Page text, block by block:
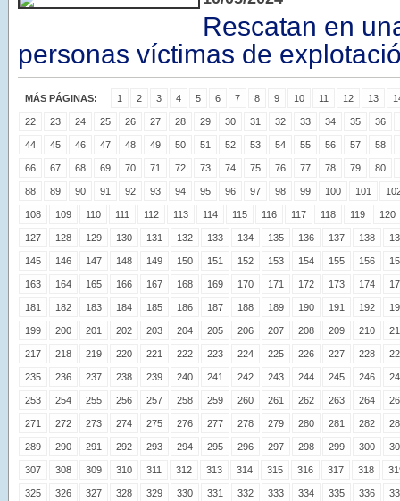
Rescatan en
personas víctimas de
MÁS PÁGINAS: 1 2 3 4 5 6 7 8 9 10 11 12 13
22 23 24 25 26 27 28 29 30 31 32 33 34 35 36
44 45 46 47 48 49 50 51 52 53 54 55 56 57 58
66 67 68 69 70 71 72 73 74 75 76 77 78 79 80
88 89 90 91 92 93 94 95 96 97 98 99 100 101
108 109 110 111 112 113 114 115 116 117 118 119 120
127 128 129 130 131 132 133 134 135 136 137 138
145 146 147 148 149 150 151 152 153 154 155 156
163 164 165 166 167 168 169 170 171 172 173 174
181 182 183 184 185 186 187 188 189 190 191 192
199 200 201 202 203 204 205 206 207 208 209 210
217 218 219 220 221 222 223 224 225 226 227 228
235 236 237 238 239 240 241 242 243 244 245 246
253 254 255 256 257 258 259 260 261 262 263 264
271 272 273 274 275 276 277 278 279 280 281 282
289 290 291 292 293 294 295 296 297 298 299 300
307 308 309 310 311 312 313 314 315 316 317 318
325 326 327 328 329 330 331 332 333 334 335 336